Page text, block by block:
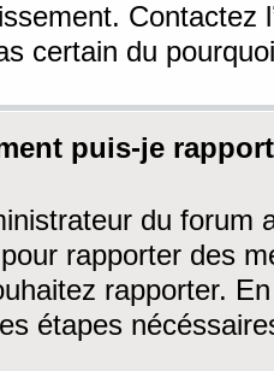
Contactez
certain du
puis-je
du forum
rapporter des
rapporter.
étapes